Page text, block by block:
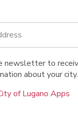
newsletter to
about your city.
of Lugano Apps